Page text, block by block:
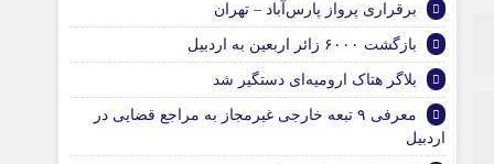
برقراری پرواز پارس‌آباد – تهران
بازگشت ۶۰۰۰ زائر اربعین به اردبیل
بلاگر هتاک ارومیه‌ای دستگیر شد
معرفی ۹ تبعه خارجی غیرمجاز به مراجع قضایی در
اردبیل